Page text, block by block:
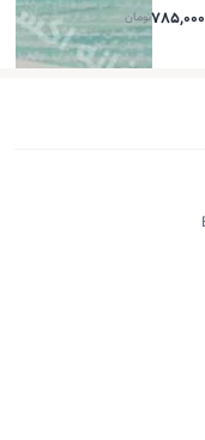
785,000تومان